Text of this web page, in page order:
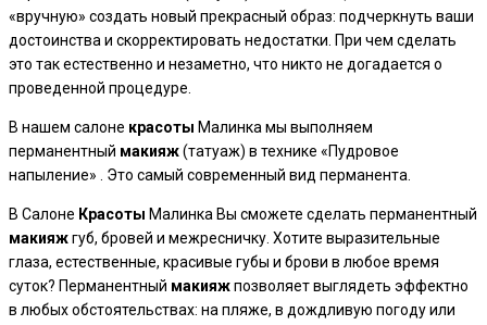
«вручную» создать новый прекрасный образ: подчеркнуть ваши
достоинства и скорректировать недостатки. При чем сделать
это так естественно и незаметно, что никто не догадается о
проведенной процедуре.
В нашем салоне красоты Малинка мы выполняем
перманентный макияж(татуаж) в технике «Пудровое
напыление» . Это самый современный вид перманента.
В Салоне Красоты Малинка Вы сможете сделать перманентный
макияжгуб, бровей и межресничку. Хотите выразительные
глаза, естественные, красивые губы и брови в любое время
суток? Перманентный макияжпозволяет выглядеть эффектно
в любых обстоятельствах: на пляже, в дождливую погоду или